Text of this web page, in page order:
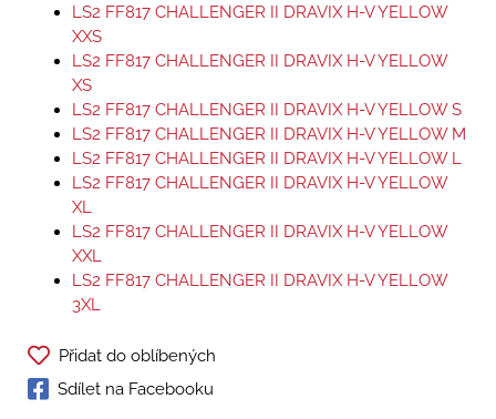
LS2 FF817 CHALLENGER II DRAVIX H-V YELLOW
XXS
LS2 FF817 CHALLENGER II DRAVIX H-V YELLOW
XS
LS2 FF817 CHALLENGER II DRAVIX H-V YELLOW S
LS2 FF817 CHALLENGER II DRAVIX H-V YELLOW M
LS2 FF817 CHALLENGER II DRAVIX H-V YELLOW L
LS2 FF817 CHALLENGER II DRAVIX H-V YELLOW
XL
LS2 FF817 CHALLENGER II DRAVIX H-V YELLOW
XXL
LS2 FF817 CHALLENGER II DRAVIX H-V YELLOW
3XL
Přidat do oblíbených
Sdílet na Facebooku